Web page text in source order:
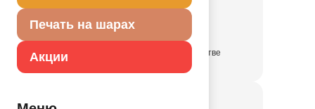
Печать на шарах
Акции
1509-3115
в достаточном количестве